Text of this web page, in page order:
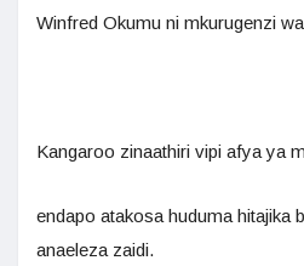
Winfred Okumu ni mkurugenzi
Kangaroo zinaathiri vipi afya ya
endapo atakosa huduma hitajika
anaeleza zaidi.